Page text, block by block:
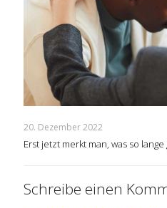
20. Dezember 2022
Erst jetzt merkt man, was so
Schreibe einen